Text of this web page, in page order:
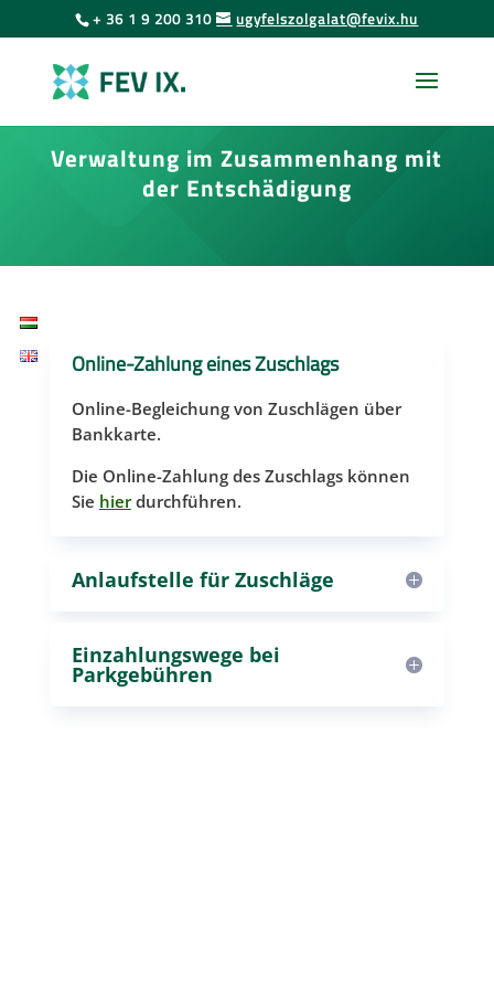
az
tartalmához
+ 36 1 9 200 310 ugyfelszolgalat@fevix.hu
Verwaltung im Zusammenhang mit
der Entschädigung
Online-Zahlung eines Zuschlags
Online-Begleichung von Zuschlägen über
Bankkarte.
Die Online-Zahlung des Zuschlags können
Sie hierdurchführen.
Anlaufstelle für Zuschläge
Einzahlungswege bei
Parkgebühren